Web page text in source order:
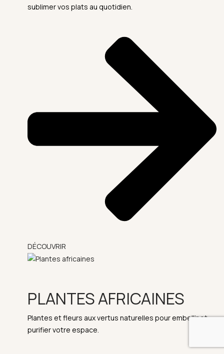
sublimer vos plats au quotidien.
DÉCOUVRIR
PLANTES AFRICAINES
Plantes et fleurs aux vertus naturelles pour embellir et
purifier votre espace.